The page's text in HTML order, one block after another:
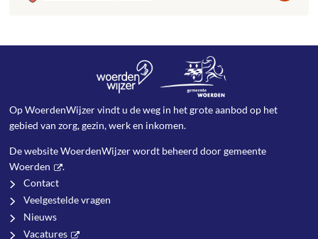
Op WoerdenWijzer vindt u de weg in het grote aanbod op het
gebied van zorg, gezin, werk en inkomen.
De website WoerdenWijzer wordt beheerd doorgemeente
Woerden
.
Contact
Veelgestelde vragen
Nieuws
Vacatures